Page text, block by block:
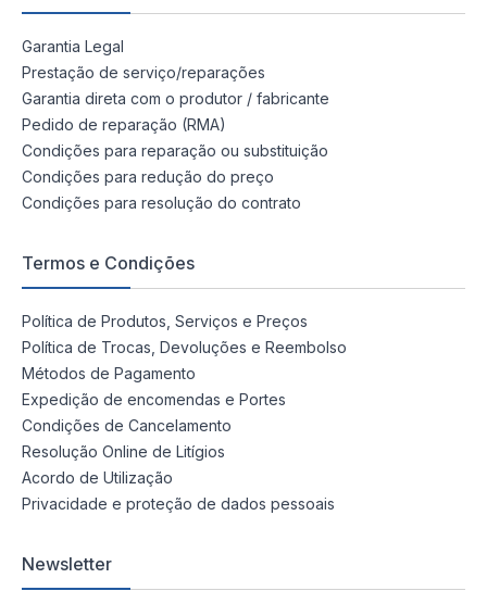
Garantia Legal
Prestação de serviço/reparações
Garantia direta com o produtor / fabricante
Pedido de reparação (RMA)
Condições para reparação ou substituição
Condições para redução do preço
Condições para resolução do contrato
Termos e Condições
Política de Produtos, Serviços e Preços
Política de Trocas, Devoluções e Reembolso
Métodos de Pagamento
Expedição de encomendas e Portes
Condições de Cancelamento
Resolução Online de Litígios
Acordo de Utilização
Privacidade e proteção de dados pessoais
Newsletter